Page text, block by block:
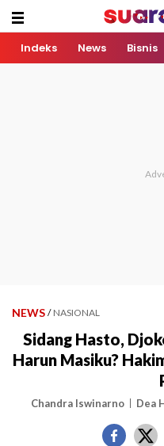
Indeks News Bisnis
NEWS / NASIONAL
Sidang Hasto,
Harun Masiku?
Chandra Iswinarno Dea